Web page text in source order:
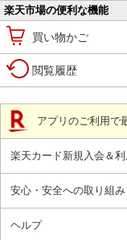
楽天市場の便利な機能
買い物かご
閲覧履歴
アプリのご利用で
楽天カード新規入会＆利
安心・安全への取り組み
ヘルプ